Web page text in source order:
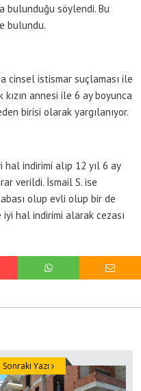
bulunduğu söylendi. Bu
bulundu.
cinsel istismar suçlaması ile
annesi ile 6 ay boyunca
birisi olarak yargılanıyor.
hal indirimi alıp 12 yıl 6 ay
verildi. İsmail S. ise
olup evli olup bir de
hal indirimi alarak cezası
Sonraki Yazı